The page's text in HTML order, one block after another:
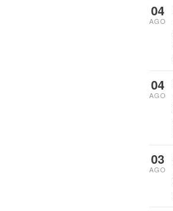
04
AGO
04
AGO
03
AGO